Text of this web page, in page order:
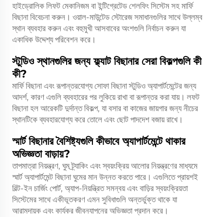
হাইড্রোলিক লিফট মেকানিজম বা ইন্টিগ্রেটেড শেলফিং সিস্টেম সহ মার্ফি
বিছানা বিবেচনা করুন। ওয়াল-মাউন্টেড স্টোরেজ সমাধানগুলির সাথে উল্লম্ব
স্থান ব্যবহার করুন এবং বহুমুখী আসবাবের অংশগুলি নির্বাচন করুন যা
একাধিক উদ্দেশ্য পরিবেশন করে।
স্টুডিও স্থানগুলির জন্য ফ্ল্যাট বিছানার সেরা বিকল্পগুলি কী
কী?
মার্ফি বিছানা এবং রূপান্তরযোগ্য সোফা বিছানা স্টুডিও অ্যাপার্টমেন্টের জন্য
আদর্শ, কারণ এগুলি ব্যবহারের পর লুকিয়ে রাখা বা রূপান্তর করা যায়। লফট
বিছানা হল আরেকটি দুর্দান্ত বিকল্প, যা বসার বা কাজের জায়গার জন্য নীচের
স্থানটিকে ব্যবহারযোগ্য করে তোলে এবং ছোট পাদদেশ বজায় রাখে।
স্মার্ট বিছানার বৈশিষ্ট্যগুলি কীভাবে অ্যাপার্টমেন্টে থাকার
অভিজ্ঞতা বাড়ায়?
তাপমাত্রা নিয়ন্ত্রণ, ঘুম ট্র্যাকিং এবং স্বয়ংক্রিয় আলোর নিয়ন্ত্রণের মাধ্যমে
স্মার্ট অ্যাপার্টমেন্ট বিছানা ঘুমের মান উন্নত করতে পারে। এগুলিতে প্রায়শই
বিল্ট-ইন চার্জিং পোর্ট, অ্যাপ-নিয়ন্ত্রিত সমন্বয় এবং বাড়ির স্বয়ংক্রিয়তা
সিস্টেমের সাথে একীভূতকরণ এমন সুবিধাগুলি অন্তর্ভুক্ত থাকে যা
আরামদায়ক এবং কার্যকর জীবনযাপনের অভিজ্ঞতা প্রদান করে।